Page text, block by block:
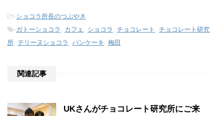
-ショコラ所長のつぶやき
-ガトーショコラ カフェ ショコラ チョコレート
チョコレート研究
所 テリーヌショコラ パンケーキ 梅田
関連記事
UKさんがチョコレート研究所にご来